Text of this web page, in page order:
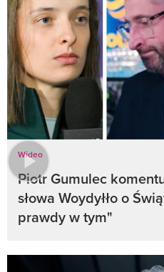
Wideo
Piotr Gumulec
słowa Woydyłło o
prawdy w tym"